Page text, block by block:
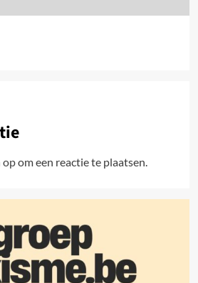
opom een reactie te plaatsen.